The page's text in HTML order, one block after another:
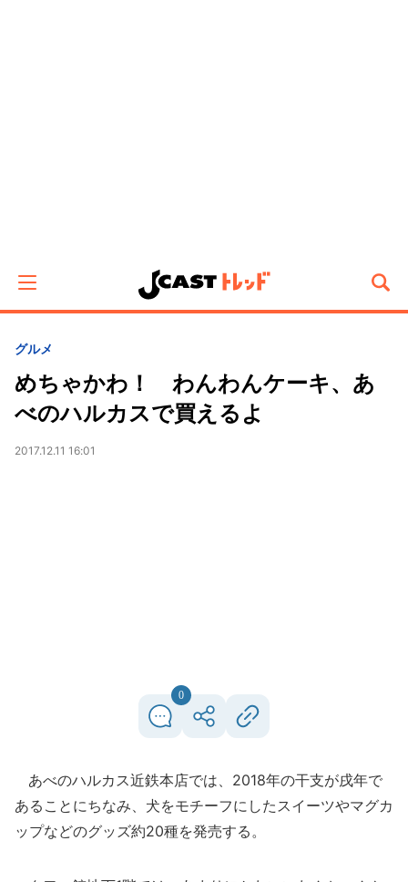
グルメ
めちゃかわ！ わんわんケーキ、あ
べのハルカスで買えるよ
2017.12.11 16:01
0
あべのハルカス近鉄本店では、2018年の干支が戌年で
あることにちなみ、犬をモチーフにしたスイーツやマグカ
ップなどのグッズ約20種を発売する。